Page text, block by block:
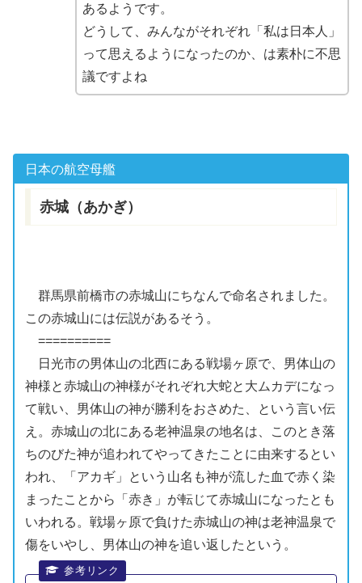
あるようです。
どうして、みんながそれぞれ「私は日本人」
って思えるようになったのか、は素朴に不思
議ですよね
日本の航空母艦
赤城（あかぎ）
群馬県前橋市の赤城山にちなんで命名されました。
この赤城山には伝説があるそう。
==========
日光市の男体山の北西にある戦場ヶ原で、 男体山の
神様と赤城山の神様がそれぞれ大蛇と大ムカデになっ
て戦い、 男体山の神が勝利をおさめた、という言い伝
え。 赤城山の北にある老神温泉の地名は、このとき落
ちのびた神が追われてやってきたことに由来するとい
われ、「アカギ」という山名も神が流した血で赤く染
まったことから「赤き」が転じて赤城山になったとも
いわれる。戦場ヶ原で負けた赤城山の神は老神温泉で
傷をいやし、 男体山の神を追い返したという。